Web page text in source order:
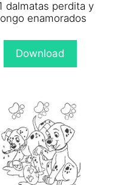
dalmatas perdita y
enamorados
Download